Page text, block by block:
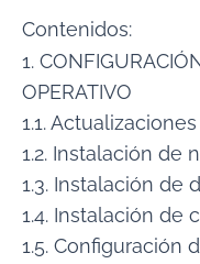
Contenidos:
1.
OPERATIVO
1.1.
1.2. Instalación de
1.3. Instalación de
1.4. Instalación de
1.5. Configuración